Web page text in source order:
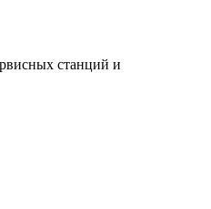
станций и